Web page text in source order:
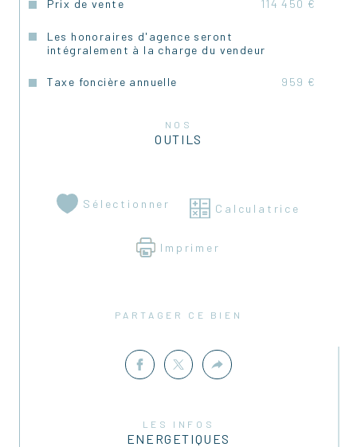
Prix de vente 114 450 €
Les honoraires d'agence seront
intégralement à la charge du vendeur
Taxe foncière annuelle 959 €
NOS
OUTILS
Sélectionner Calculatrice
Imprimer
PARTAGER CE BIEN
LES INFOS
ENERGETIQUES